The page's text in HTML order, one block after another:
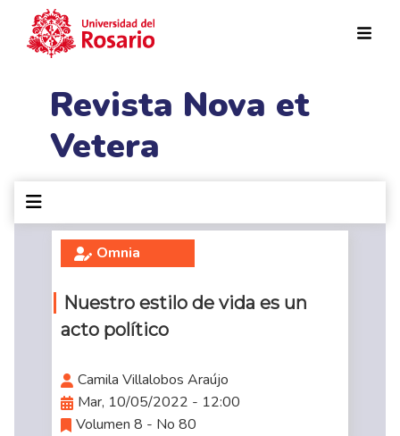
Revista Nova et
Vetera
Omnia
Nuestro estilo de vida es un
acto político
Camila Villalobos Araújo
Mar, 10/05/2022 - 12:00
Volumen 8 - No 80